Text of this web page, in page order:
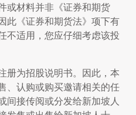
或材料并非《证券和期货
此《证券和期货法》项下有
不适用，您应仔细考虑该投
册为招股说明书。因此，本
、认购或购买邀请相关的任
间接传阅或分发给新加坡人